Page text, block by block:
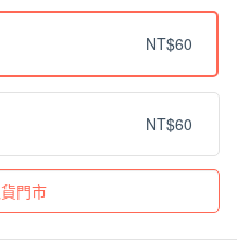
NT$60
NT$60